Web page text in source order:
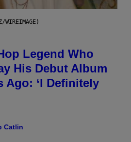
WIREIMAGE)
Legend Who
His Debut Album
Ago: ‘I Definitely
Catlin